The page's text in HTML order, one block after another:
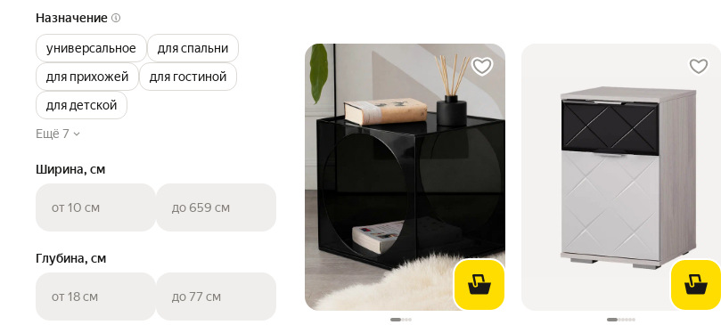
Назначение
универсальное
для спальни
для прихожей
для гостиной
для детской
Ещё 7
Ширина, см
от 10 см до 659 см
Глубина, см
от 18 см до 77 см